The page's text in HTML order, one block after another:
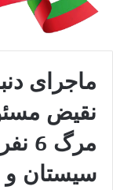
ماجرای
نقیض
مرگ
سیستان و